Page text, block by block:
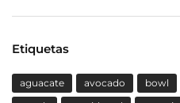
Etiquetas
aguacate avocado bowl